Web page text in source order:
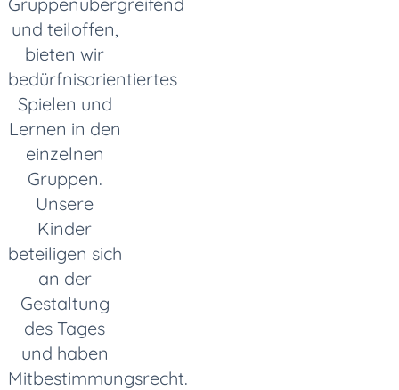
und teiloffen,
bieten wir
bedürfnisorientiertes
Spielen und
Lernen in den
einzelnen
Gruppen.
Unsere
Kinder
beteiligen sich
an der
Gestaltung
des Tages
und haben
Mitbestimmungsrecht.